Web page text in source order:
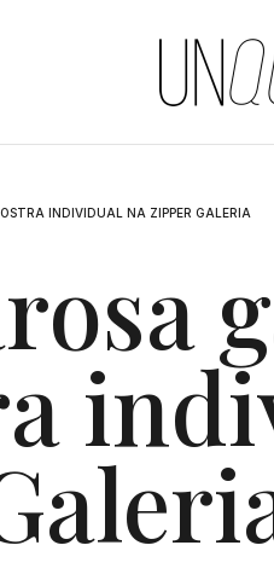
UNQUIET
INDIVIDUAL NA ZIPPER GALERIA